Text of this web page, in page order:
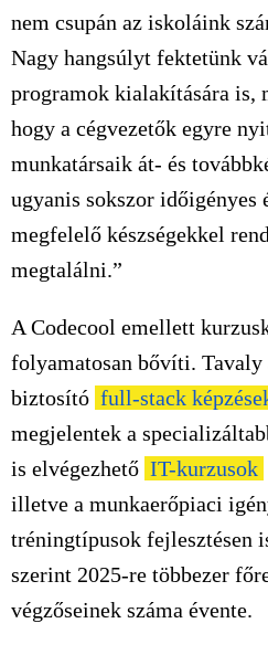
nem csupán az iskoláink
Nagy hangsúlyt fektetünk
programok kialakítására is,
hogy a cégvezetők egyre
munkatársaik át- és
ugyanis sokszor időigényes
megfelelő készségekkel
megtalálni.”
A Codecool emellett
folyamatosan bővíti. Tavaly
biztosító full-stack
megjelentek a
is elvégezhető IT-kurzusok
illetve a munkaerőpiaci
tréningtípusok fejlesztésen
szerint 2025-re többezer
végzőseinek száma évente.